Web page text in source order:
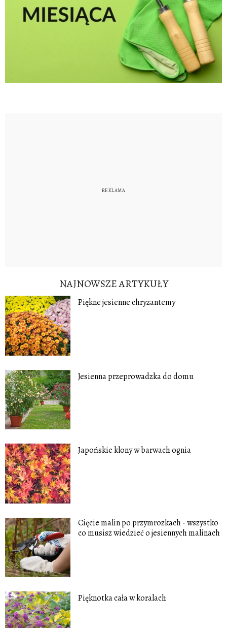
NAJNOWSZE ARTYKUŁY
Piękne jesienne chryzantemy
Jesienna przeprowadzka do domu
Japońskie klony w barwach ognia
Cięcie malin po przymrozkach - wszystko
co musisz wiedzieć o jesiennych malinach
Pięknotka cała w koralach